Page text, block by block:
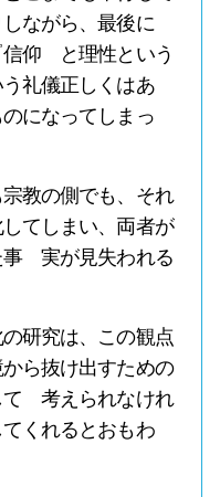
ながら、最後に
信仰 と理性という
う礼儀正しくはあ
になってしまっ
教の側でも、それ
てしまい、両者が
事 実が見失われる
研究は、この観点
ら抜け出すための
て 考えられなけれ
てくれるとおもわ